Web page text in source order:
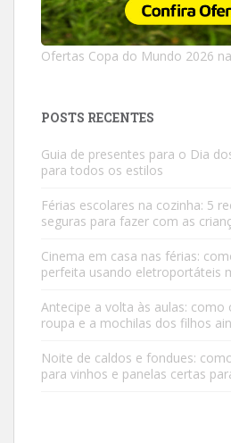
Ofertas Copa do Mundo 2026
POSTS RECENTES
Guia de presentes para o Dia
para todos os estilos
Férias escolares na cozinha: 5
seguras para fazer com as
Cinema em casa nas férias:
perfeita usando eletroportáteis
Antecipe a volta às aulas: como
roupa e a mochilas dos filhos
Noite de caldos e fondues:
para vinhos e panelas certas